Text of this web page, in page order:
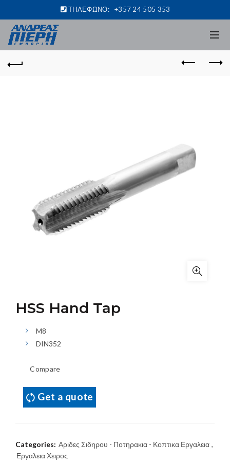
ΤΗΛΕΦΩΝΟ: +357 24 505 353
HSS Hand Tap
M8
DIN352
Compare
Get a quote
Categories: Αριδες Σιδηρου - Ποτηρακια - Κοπτικα Εργαλεια ,
Εργαλεια Χειρος